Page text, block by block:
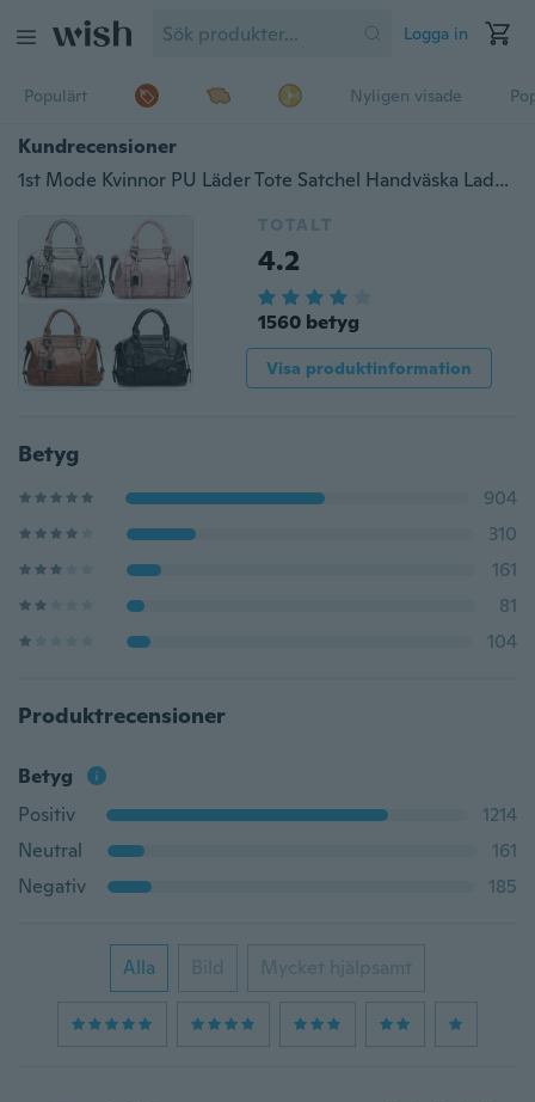
Logga in
Populärt Nyligen visade
Kundrecensioner
1st Mode Kvinnor PU Läder Tote Satchel Handväska Lady Messenger Handväska Axelväskor
TOTALT
4.2
1560 betyg
Visa produktinformation
Betyg
904
310
161
81
104
Produktrecensioner
Betyg
Positiv
1214
Neutral
161
Negativ
185
Alla Bild Mycket hjälpsamt